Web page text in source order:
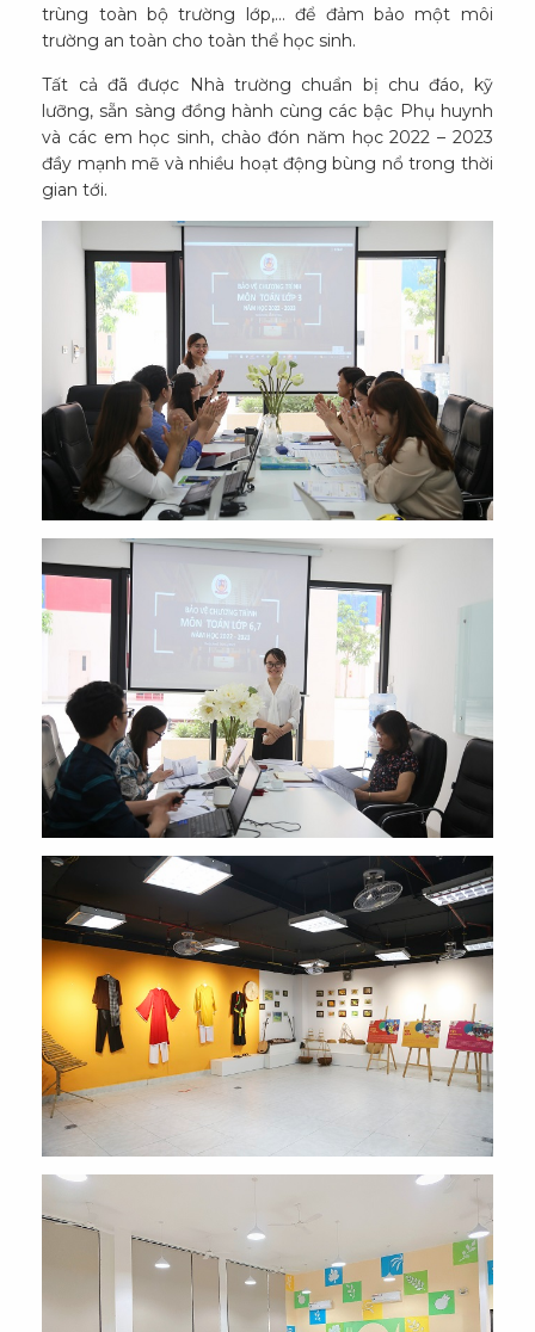
trùng toàn bộ trường lớp,... để đảm bảo một môi
trường an toàn cho toàn thể học sinh.
Tất cả đã được Nhà trường chuẩn bị chu đáo, kỹ
lưỡng, sẵn sàng đồng hành cùng các bậc Phụ huynh
và các em học sinh, chào đón năm học 2022 – 2023
đầy mạnh mẽ và nhiều hoạt động bùng nổ trong thời
gian tới.